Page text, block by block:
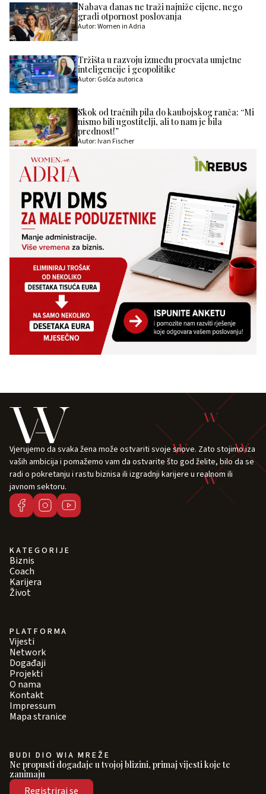
Nabava danas ne traži najniže cijene, nego
gradi otpornost poslovanja
Autor: Women in Adria
Tržišta u razvoju između procvata umjetne
inteligencije i geopolitike
Autor: Gošća autorica
Skok od tračnih pila do kaubojskog ranča: “Mi
nismo bili ugostitelji, ali to nam je bila
prednost!”
Autor: Ivan Fischer
Vjerujemo da svaka žena može ostvariti svoje snove. Zato stojimo iza
vaših ambicija i pomažemo vam da ostvarite što god želite, bilo da se
radi o pokretanju i rastu biznisa ili izgradnji karijere u realnom ili
javnom sektoru.
KATEGORIJE
Biznis
Coach
Karijera
Život
PLATFORMA
Vijesti
Network
Događaji
Projekti
O nama
Kontakt
Impressum
Mapa stranice
BUDI DIO WIA MREŽE
Ne propusti događaje u tvojoj blizini, primaj vijesti koje te
zanimaju
Registriraj se